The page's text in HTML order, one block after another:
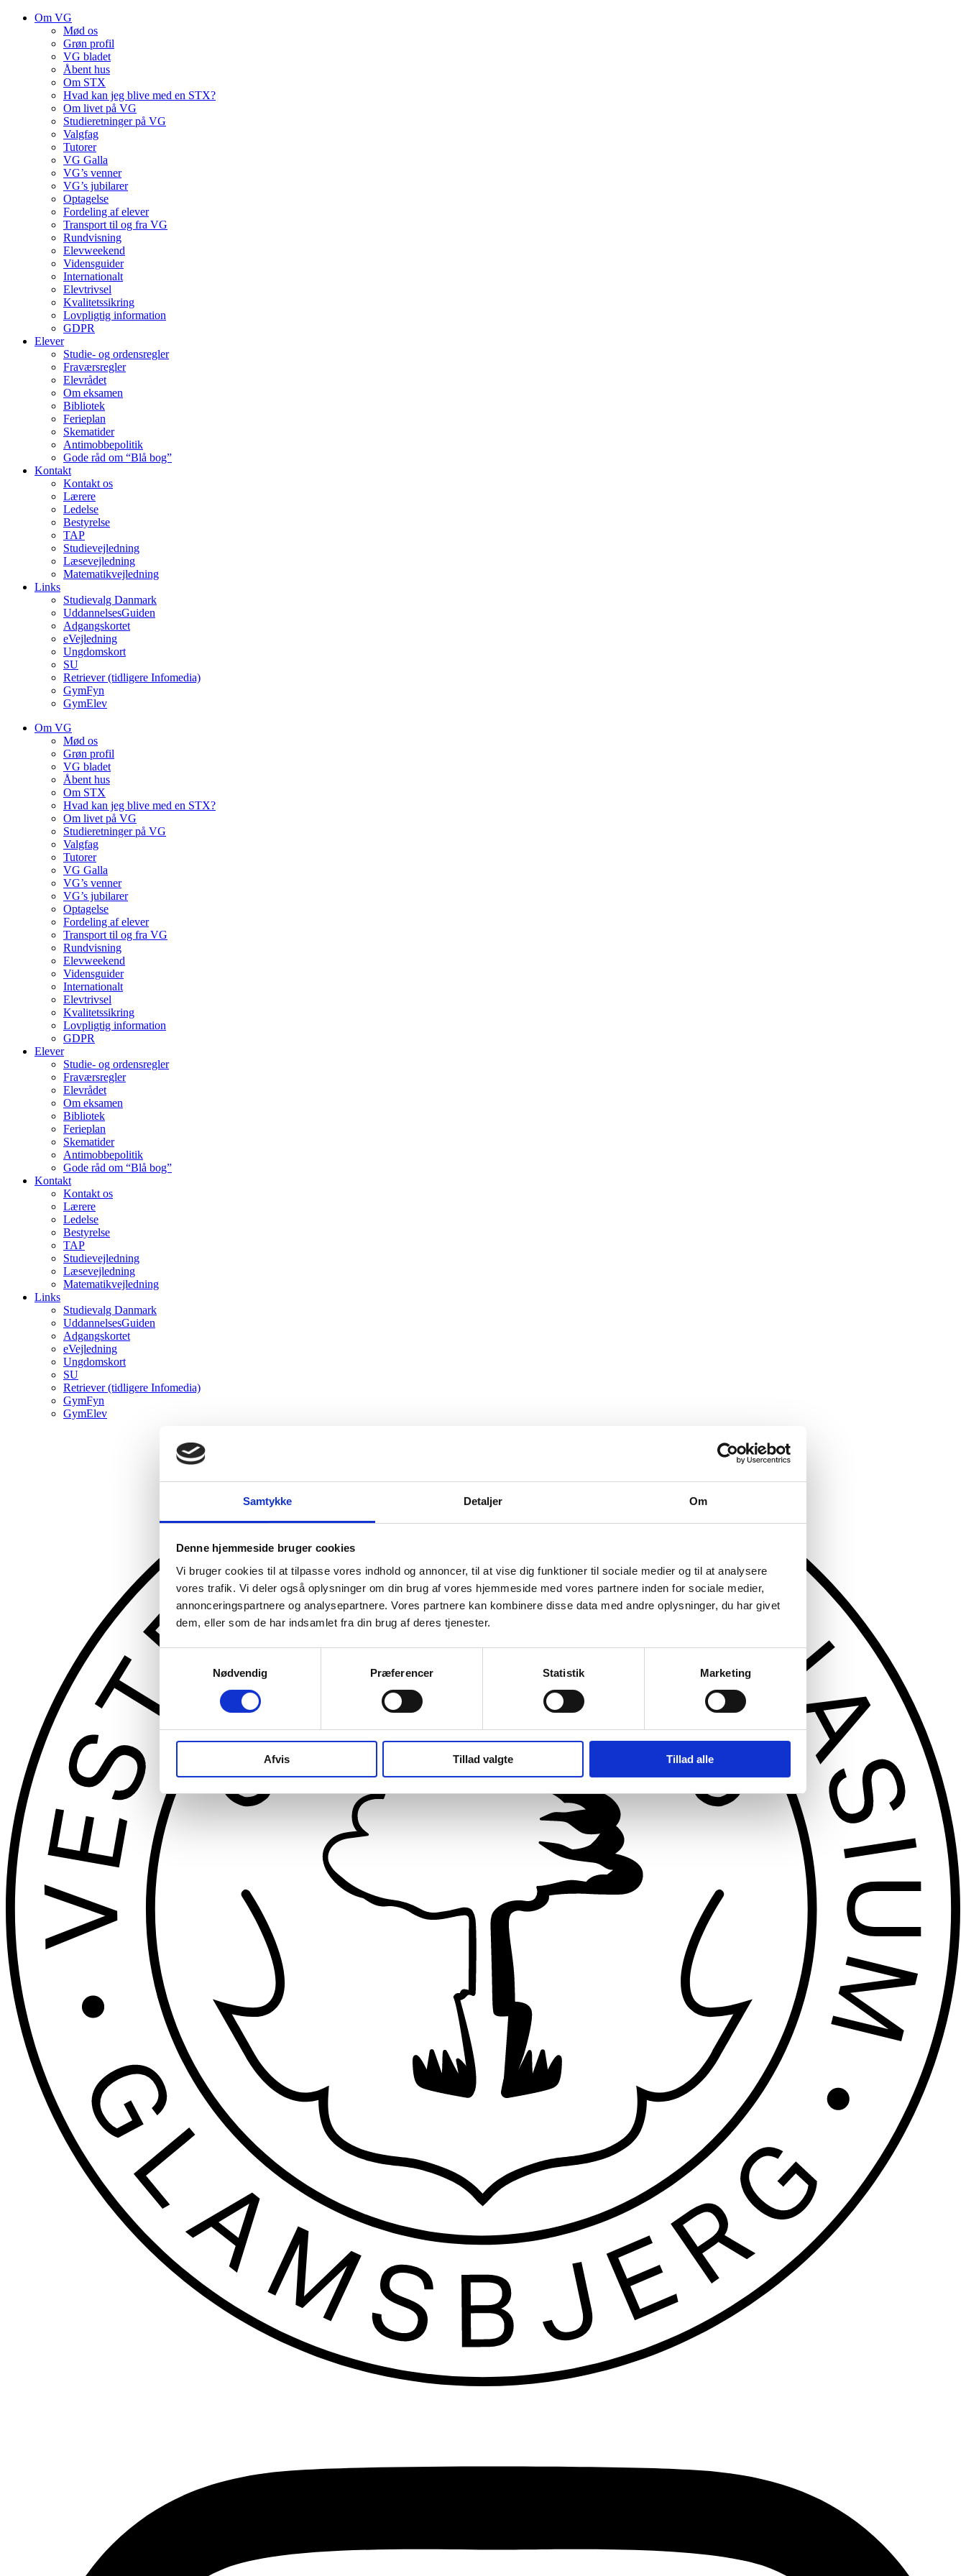
Samtykke Detaljer Om
Denne hjemmeside bruger cookies
Vi bruger cookies til at tilpasse vores indhold og annoncer, til at vise dig funktioner til sociale medier og til at analysere
vores trafik. Vi deler også oplysninger om din brug af vores hjemmeside med vores partnere inden for sociale medier,
annonceringspartnere og analysepartnere. Vores partnere kan kombinere disse data med andre oplysninger, du har givet
dem, eller som de har indsamlet fra din brug af deres tjenester.
Nødvendig
Præferencer Statistik Marketing
Afvis Tillad valgte Tillad alle
Om VG
Mød os
Grøn profil
VG bladet
Åbent hus
Om STX
Hvad kan jeg blive med en STX?
Om livet på VG
Studieretninger på VG
Valgfag
Tutorer
VG Galla
VG’s venner
VG’s jubilarer
Optagelse
Fordeling af elever
Transport til og fra VG
Rundvisning
Elevweekend
Vidensguider
Internationalt
Elevtrivsel
Kvalitetssikring
Lovpligtig information
GDPR
Elever
Studie- og ordens­regler
Fraværsregler
Elevrådet
Om eksamen
Bibliotek
Ferieplan
Skematider
Antimobbepolitik
Gode råd om “Blå bog”
Kontakt
Kontakt os
Lærere
Ledelse
Bestyrelse
TAP
Studievejledning
Læsevejledning
Matematikvejledning
Links
Studievalg Danmark
UddannelsesGuiden
Adgangskortet
eVejledning
Ungdomskort
SU
Retriever (tidligere Infomedia)
GymFyn
GymElev
Om VG
Mød os
Grøn profil
VG bladet
Åbent hus
Om STX
Hvad kan jeg blive med en STX?
Om livet på VG
Studieretninger på VG
Valgfag
Tutorer
VG Galla
VG’s venner
VG’s jubilarer
Optagelse
Fordeling af elever
Transport til og fra VG
Rundvisning
Elevweekend
Vidensguider
Internationalt
Elevtrivsel
Kvalitetssikring
Lovpligtig information
GDPR
Elever
Studie- og ordens­regler
Fraværsregler
Elevrådet
Om eksamen
Bibliotek
Ferieplan
Skematider
Antimobbepolitik
Gode råd om “Blå bog”
Kontakt
Kontakt os
Lærere
Ledelse
Bestyrelse
TAP
Studievejledning
Læsevejledning
Matematikvejledning
Links
Studievalg Danmark
UddannelsesGuiden
Adgangskortet
eVejledning
Ungdomskort
SU
Retriever (tidligere Infomedia)
GymFyn
GymElev